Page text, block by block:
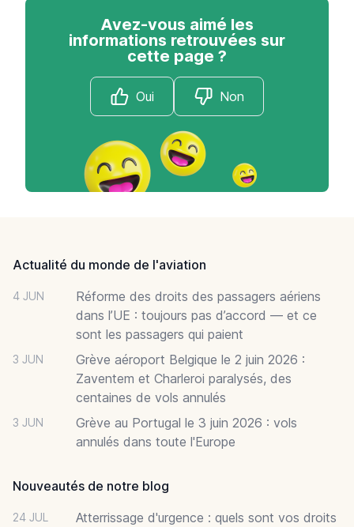
Avez-vous aimé les
informations retrouvées sur
cette page ?
Oui Non
Actualité du monde de l'aviation
4 JUN
Réforme des droits des passagers aériens
dans l’UE : toujours pas d’accord — et ce
sont les passagers qui paient
3 JUN
Grève aéroport Belgique le 2 juin 2026 :
Zaventem et Charleroi paralysés, des
centaines de vols annulés
3 JUN
Grève au Portugal le 3 juin 2026 : vols
annulés dans toute l'Europe
Nouveautés de notre blog
24 JUL
Atterrissage d'urgence : quels sont vos droits